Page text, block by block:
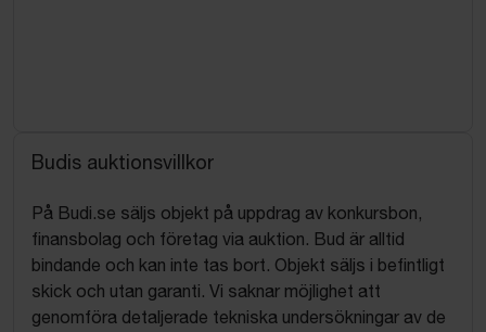
Budis auktionsvillkor
På Budi.se säljs objekt på uppdrag av konkursbon,
finansbolag och företag via auktion. Bud är alltid
bindande och kan inte tas bort. Objekt säljs i befintligt
skick och utan garanti. Vi saknar möjlighet att
genomföra detaljerade tekniska undersökningar av de